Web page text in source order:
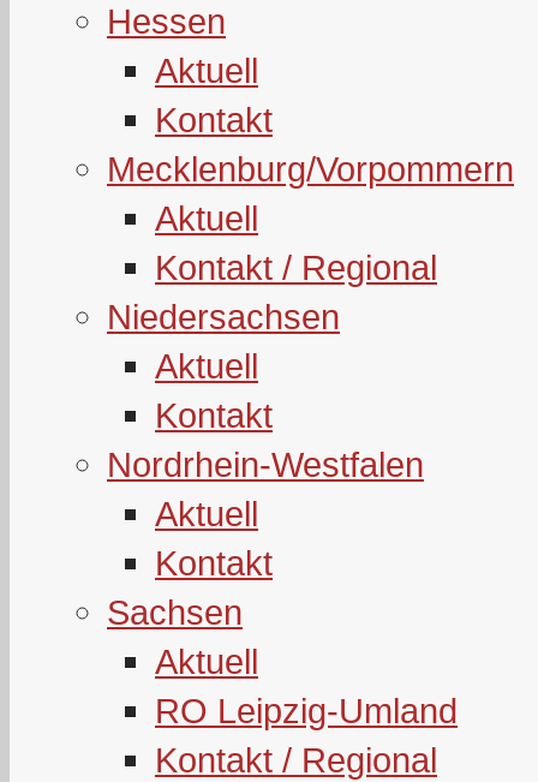
Hessen
Aktuell
Kontakt
Mecklenburg/Vorpommern
Aktuell
Kontakt / Regional
Niedersachsen
Aktuell
Kontakt
Nordrhein-Westfalen
Aktuell
Kontakt
Sachsen
Aktuell
RO Leipzig-Umland
Kontakt / Regional